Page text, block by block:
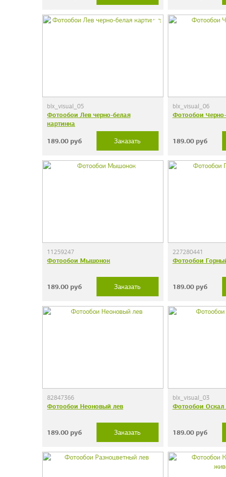
blx_visual_05
Фотообои Лев черно-белая
картинка
189.00руб Заказать
blx_visual_06
Фотообои
189.00руб
11259247
Фотообои Мышонок
189.00руб Заказать
227280441
Фотообои
189.00руб
82847366
Фотообои Неоновый лев
189.00руб Заказать
blx_visual_03
Фотообои Оскал
189.00руб